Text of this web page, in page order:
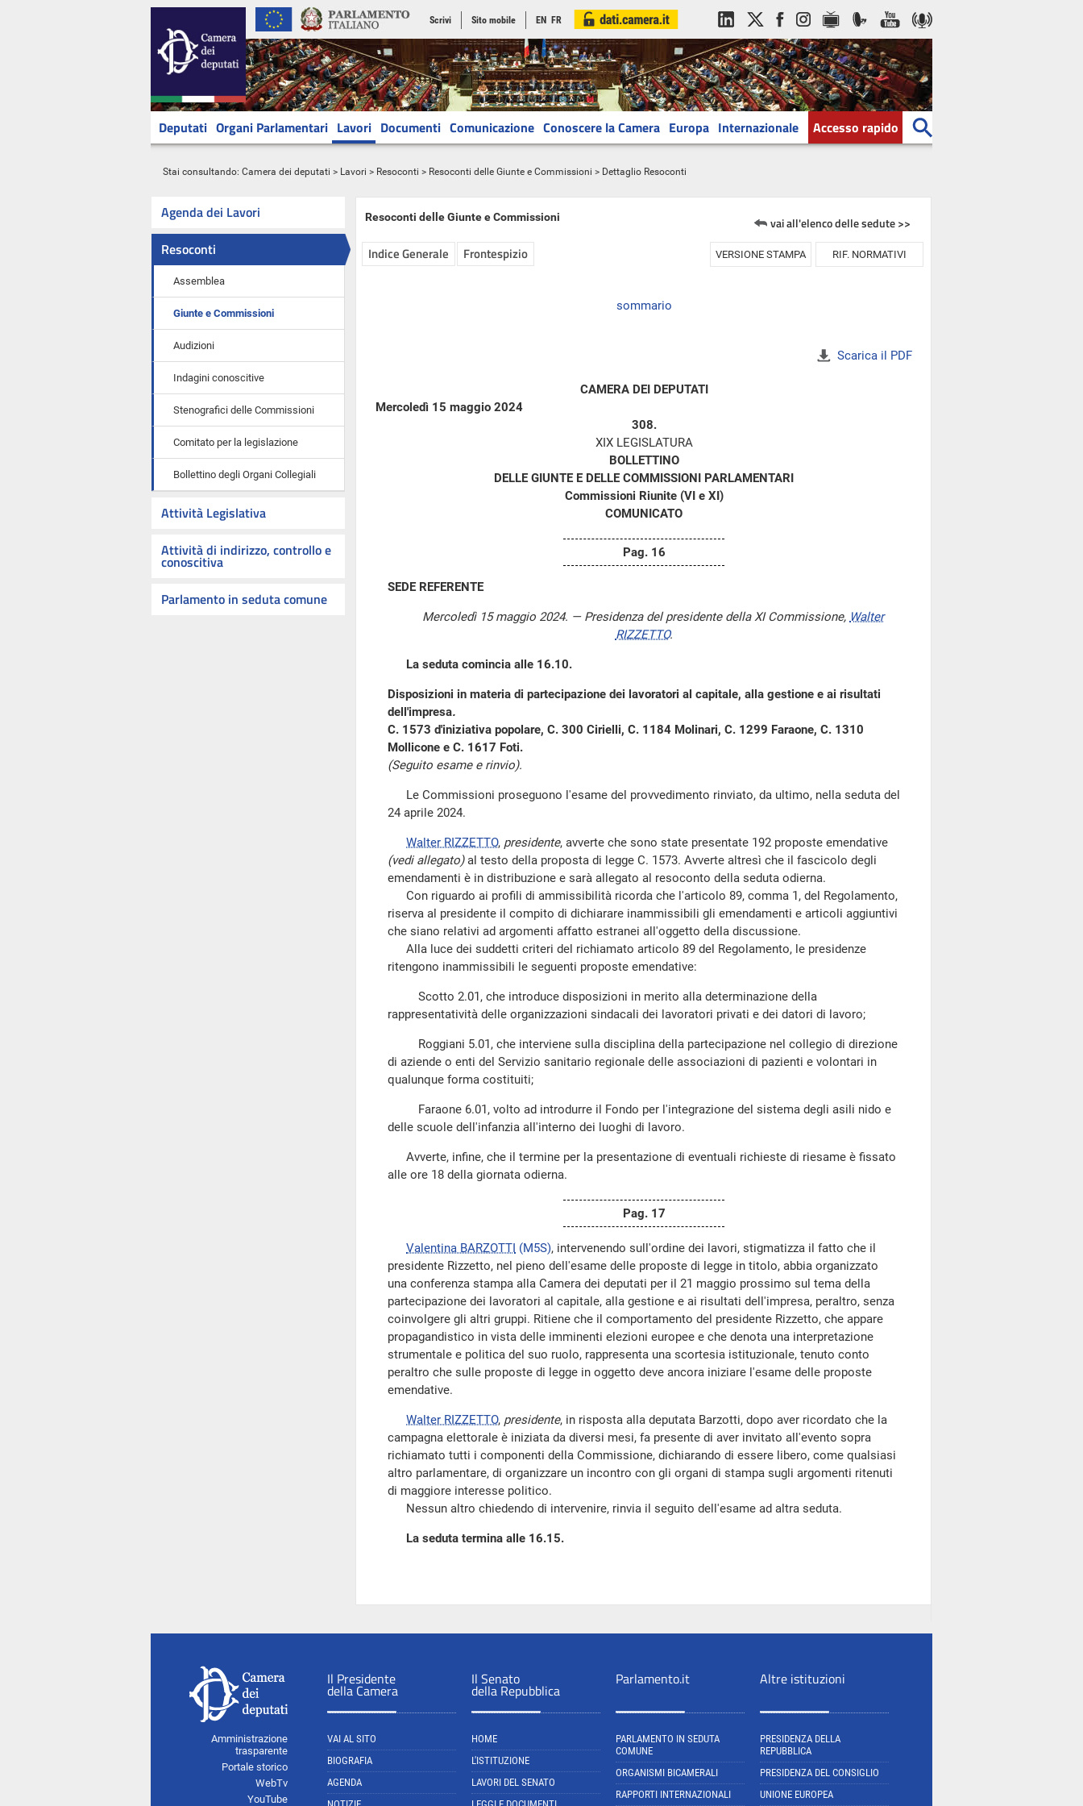
Scrivi Sito mobile EN FR
Deputati Organi Parlamentari Lavori Documenti Comunicazione Conoscere la Camera Europa Internazionale Accesso rapido
Stai consultando: Camera dei deputati > Lavori > Resoconti > Resoconti delle Giunte e Commissioni > Dettaglio Resoconti
Agenda dei Lavori
Resoconti
Assemblea
Giunte e Commissioni
Audizioni
Indagini conoscitive
Stenografici delle Commissioni
Comitato per la legislazione
Bollettino degli Organi Collegiali
Attività Legislativa
Attività di indirizzo, controllo e
conoscitiva
Parlamento in seduta comune
Resoconti delle Giunte e Commissioni vai all'elenco delle sedute >>
Indice Generale Frontespizio VERSIONE STAMPA RIF. NORMATIVI
sommario
Scarica il PDF
CAMERA DEI DEPUTATI
Mercoledì 15 maggio 2024
308.
XIX LEGISLATURA
BOLLETTINO
DELLE GIUNTE E DELLE COMMISSIONI PARLAMENTARI
Commissioni Riunite (VI e XI)
COMUNICATO
Pag. 16
SEDE REFERENTE
Mercoledì 15 maggio 2024. — Presidenza del presidente della XI Commissione, Walter
RIZZETTO.
La seduta comincia alle 16.10.
Disposizioni in materia di partecipazione dei lavoratori al capitale, alla gestione e ai risultati
dell'impresa.
C. 1573 d'iniziativa popolare, C. 300 Cirielli, C. 1184 Molinari, C. 1299 Faraone, C. 1310
Mollicone e C. 1617 Foti.
(Seguito esame e rinvio).
Le Commissioni proseguono l'esame del provvedimento rinviato, da ultimo, nella seduta del
24 aprile 2024.
Walter RIZZETTO, presidente, avverte che sono state presentate 192 proposte emendative
(vedi allegato)al testo della proposta di legge C. 1573. Avverte altresì che il fascicolo degli
emendamenti è in distribuzione e sarà allegato al resoconto della seduta odierna.
Con riguardo ai profili di ammissibilità ricorda che l'articolo 89, comma 1, del Regolamento,
riserva al presidente il compito di dichiarare inammissibili gli emendamenti e articoli aggiuntivi
che siano relativi ad argomenti affatto estranei all'oggetto della discussione.
Alla luce dei suddetti criteri del richiamato articolo 89 del Regolamento, le presidenze
ritengono inammissibili le seguenti proposte emendative:
Scotto 2.01, che introduce disposizioni in merito alla determinazione della
rappresentatività delle organizzazioni sindacali dei lavoratori privati e dei datori di lavoro;
Roggiani 5.01, che interviene sulla disciplina della partecipazione nel collegio di direzione
di aziende o enti del Servizio sanitario regionale delle associazioni di pazienti e volontari in
qualunque forma costituiti;
Faraone 6.01, volto ad introdurre il Fondo per l'integrazione del sistema degli asili nido e
delle scuole dell'infanzia all'interno dei luoghi di lavoro.
Avverte, infine, che il termine per la presentazione di eventuali richieste di riesame è fissato
alle ore 18 della giornata odierna.
Pag. 17
Valentina BARZOTTI (M5S), intervenendo sull'ordine dei lavori, stigmatizza il fatto che il
presidente Rizzetto, nel pieno dell'esame delle proposte di legge in titolo, abbia organizzato
una conferenza stampa alla Camera dei deputati per il 21 maggio prossimo sul tema della
partecipazione dei lavoratori al capitale, alla gestione e ai risultati dell'impresa, peraltro, senza
coinvolgere gli altri gruppi. Ritiene che il comportamento del presidente Rizzetto, che appare
propagandistico in vista delle imminenti elezioni europee e che denota una interpretazione
strumentale e politica del suo ruolo, rappresenta una scortesia istituzionale, tenuto conto
peraltro che sulle proposte di legge in oggetto deve ancora iniziare l'esame delle proposte
emendative.
Walter RIZZETTO, presidente, in risposta alla deputata Barzotti, dopo aver ricordato che la
campagna elettorale è iniziata da diversi mesi, fa presente di aver invitato all'evento sopra
richiamato tutti i componenti della Commissione, dichiarando di essere libero, come qualsiasi
altro parlamentare, di organizzare un incontro con gli organi di stampa sugli argomenti ritenuti
di maggiore interesse politico.
Nessun altro chiedendo di intervenire, rinvia il seguito dell'esame ad altra seduta.
La seduta termina alle 16.15.
Amministrazione
trasparente
Portale storico
WebTv
YouTube
Il Presidente
della Camera
VAI AL SITO
BIOGRAFIA
AGENDA
Il Senato
della Repubblica
HOME
L'ISTITUZIONE
LAVORI DEL SENATO
Parlamento.it
PARLAMENTO IN SEDUTA
COMUNE
ORGANISMI BICAMERALI
RAPPORTI INTERNAZIONALI
Altre istituzioni
PRESIDENZA DELLA
REPUBBLICA
PRESIDENZA DEL CONSIGLIO
UNIONE EUROPEA